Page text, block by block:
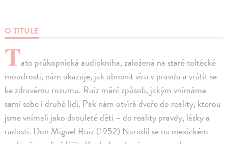
O TITULE
Tato průkopnická audiokniha, založená na staré toltécké
moudrosti, nám ukazuje, jak obnovit víru v pravdu a vrátit se
ke zdravému rozumu. Ruiz mění způsob, jakým vnímáme
sami sebe i druhé lidi. Pak nám otvírá dveře do reality, kterou
jsme vnímali jako dvouleté děti – do reality pravdy, lásky a
radosti. Don Miguel Ruiz (1952) Narodil se na mexickém